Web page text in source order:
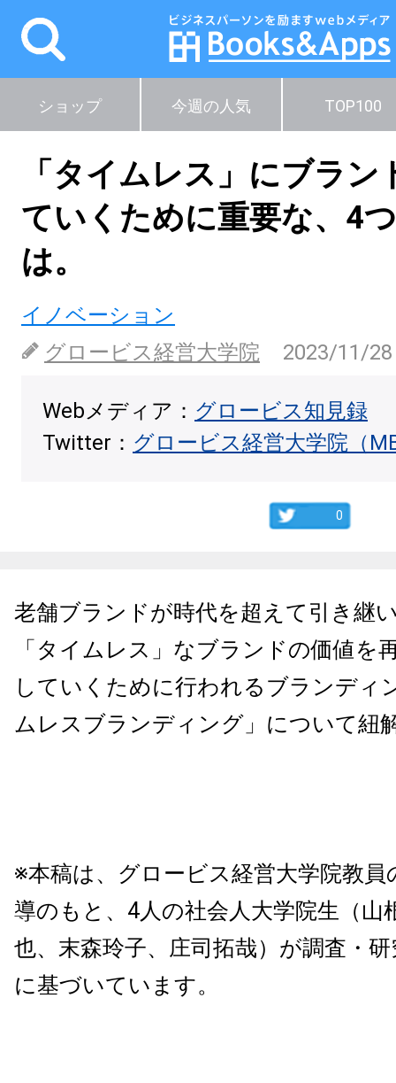
ショップ 今週の人気 TOP100
「タイムレス」にブラン
ていくために重要な、4
は。
イノベーション
グロービス経営大学院
2023/11/28
Webメディア： グロービス知見録
Twitter： グロービス経営大学院（
0
老舗ブランドが時代を超えて引き継
「タイムレス」なブランドの価値を
していくために行われるブランディ
ムレスブランディング」について紐
※本稿は、グロービス経営大学院教員
導のもと、4人の社会人大学院生（山
也、末森玲子、庄司拓哉）が調査・
に基づいています。